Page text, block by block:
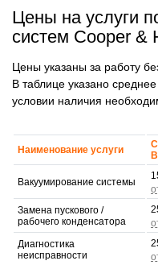
Цены на услуги
систем Cooper
Цены указаны за работу
В таблице указано
условии наличия
Наименование услуги
Вакуумирование системы
Замена пускового /
рабочего конденсатора
Диагностика
неисправности